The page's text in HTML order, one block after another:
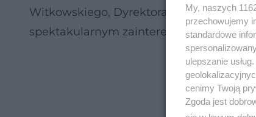
Witkowskiego, Dyrektora WCCI. Sesje
spektakularnym zainteresowaniem.
My, naszych
przechowujemy
standardowe
ulepszanie
cenimy Twoją
Zgoda jest